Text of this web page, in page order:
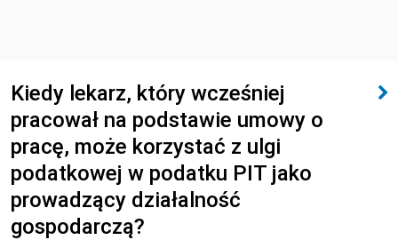
Kiedy lekarz, który wcześniej
pracował na podstawie umowy o
pracę, może korzystać z ulgi
podatkowej w podatku PIT jako
prowadzący działalność
gospodarczą?